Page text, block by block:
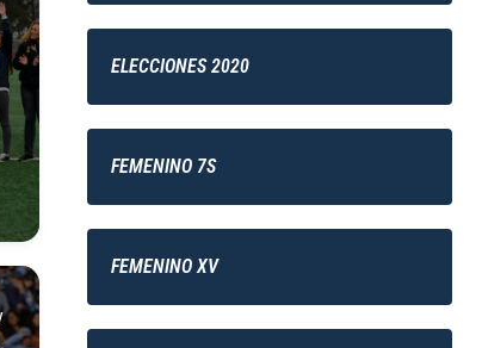
ELECCIONES 2020
FEMENINO 7S
FEMENINO XV